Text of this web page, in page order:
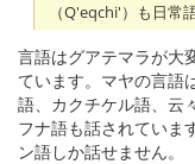
（Q'eqchi'）も日常
言語はグアテマラが大
ています。マヤの言語
語、カクチケル語、云
フナ語も話されていま
ン語しか話せません。